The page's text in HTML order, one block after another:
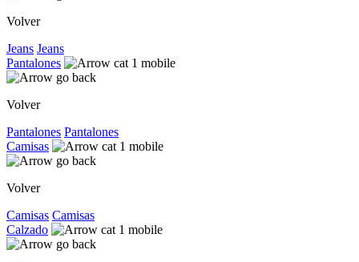
Volver
Jeans Jeans
Pantalones
Volver
Pantalones Pantalones
Camisas
Volver
Camisas Camisas
Calzado